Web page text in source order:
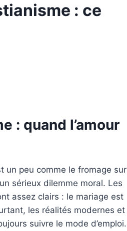
: ce
: quand l’amour
un peu comme le fromage sur
sérieux dilemme moral. Les
assez clairs : le mariage est
les réalités modernes et
suivre le mode d’emploi.